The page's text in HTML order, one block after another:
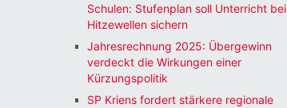
Schulen: Stufenplan soll Unterricht bei
Hitzewellen sichern
Jahresrechnung 2025: Übergewinn
verdeckt die Wirkungen einer
Kürzungspolitik
SP Kriens fordert stärkere regionale